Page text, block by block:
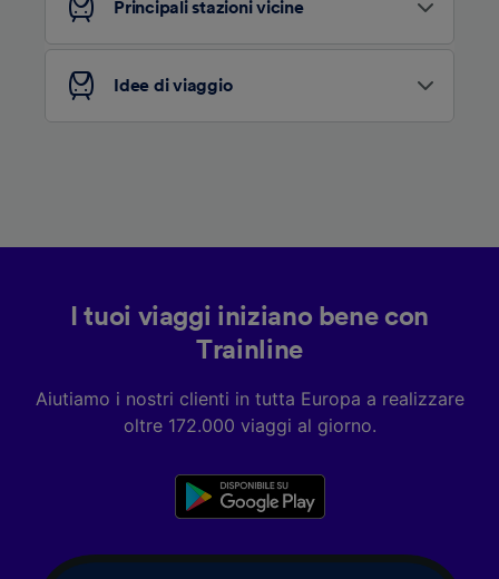
Principali stazioni vicine
Idee di viaggio
I tuoi viaggi iniziano bene con
Trainline
Aiutiamo i nostri clienti in tutta Europa a realizzare
oltre 172.000 viaggi al giorno.
Elenco dei partner (fornitori)